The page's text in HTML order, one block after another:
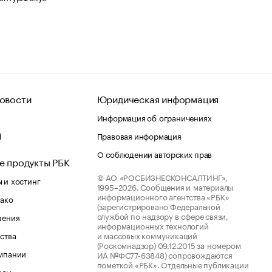
продукты РБК
хостинг
Юридическая информация
Информация об ограничениях
Правовая информация
О соблюдении авторских прав
© АО «РОСБИЗНЕСКОНСАЛТИНГ»,
1995–2026. Сообщения и материалы
информационного агентства «РБК»
(зарегистрировано Федеральной
службой по надзору в сфере связи,
информационных технологий
и массовых коммуникаций
(Роскомнадзор) 09.12.2015 за номером
ИА №ФС77-63848) сопровождаются
пометкой «РБК». Отдельные публикации